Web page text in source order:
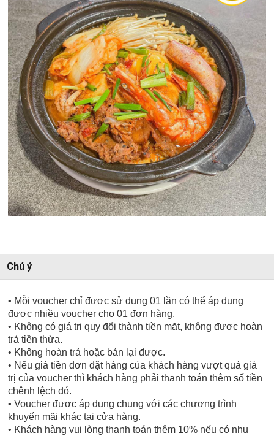
Chú ý
• Mỗi voucher chỉ được sử dụng 01 lần có thể áp dụng
được nhiều voucher cho 01 đơn hàng.
• Không có giá trị quy đổi thành tiền mặt, không được hoàn
trả tiền thừa.
• Không hoàn trả hoặc bán lại được.
• Nếu giá tiền đơn đặt hàng của khách hàng vượt quá giá
trị của voucher thì khách hàng phải thanh toán thêm số tiền
chênh lệch đó.
• Voucher được áp dụng chung với các chương trình
khuyến mãi khác tại cửa hàng.
• Khách hàng vui lòng thanh toán thêm 10% nếu có nhu